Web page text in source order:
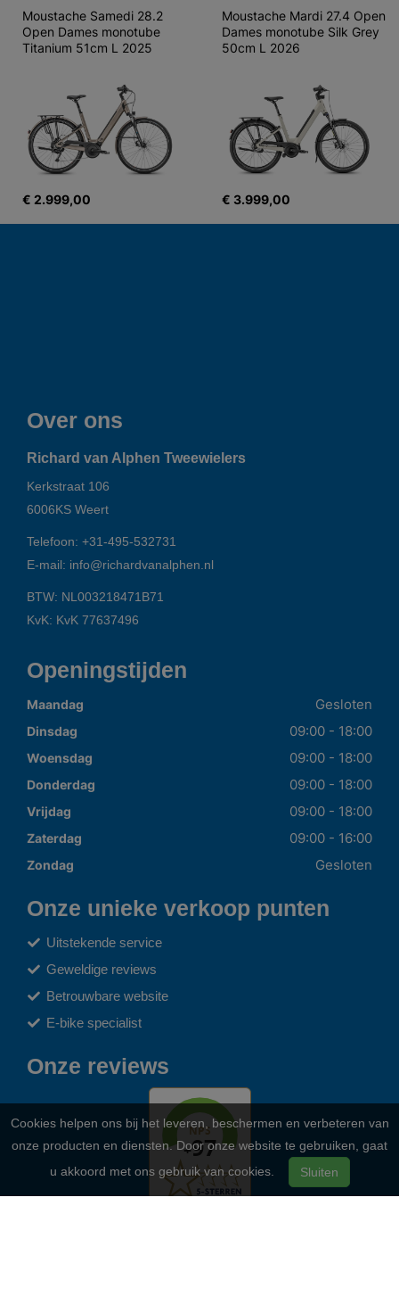
Moustache Samedi 28.2
Open Dames monotube
Titanium 51cm L 2025
€ 2.999,00
Moustache Mardi 27.4 Open
Dames monotube Silk Grey
50cm L 2026
€ 3.999,00
Over ons
Richard van Alphen Tweewielers
Kerkstraat 106
6006KS Weert
Telefoon: +31-495-532731
E-mail: info@richardvanalphen.nl
BTW: NL003218471B71
KvK: KvK 77637496
Openingstijden
Maandag Gesloten
Dinsdag 09:00 - 18:00
Woensdag 09:00 - 18:00
Donderdag 09:00 - 18:00
Vrijdag 09:00 - 18:00
Zaterdag 09:00 - 16:00
Zondag Gesloten
Onze unieke verkoop punten
Uitstekende service
Geweldige reviews
Betrouwbare website
E-bike specialist
Onze reviews
Cookies helpen ons bij het leveren, beschermen en verbeteren van
onze producten en diensten. Door onze website te gebruiken, gaat
u akkoord met ons gebruik van cookies.
Sluiten